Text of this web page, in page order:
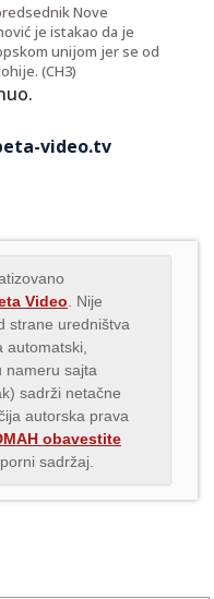
Nove
je istakao da je
unijom jer se od
(CH3)
video.tv
Video . Nije
strane uredništva
automatski,
nameru sajta
sadrži netačne
autorska prava
obavestite
sadržaj.